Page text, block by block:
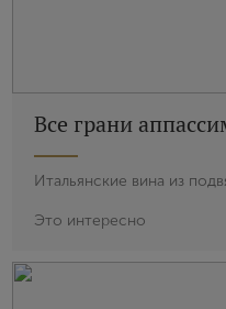
Все грани
Итальянские вина из
Это интересно